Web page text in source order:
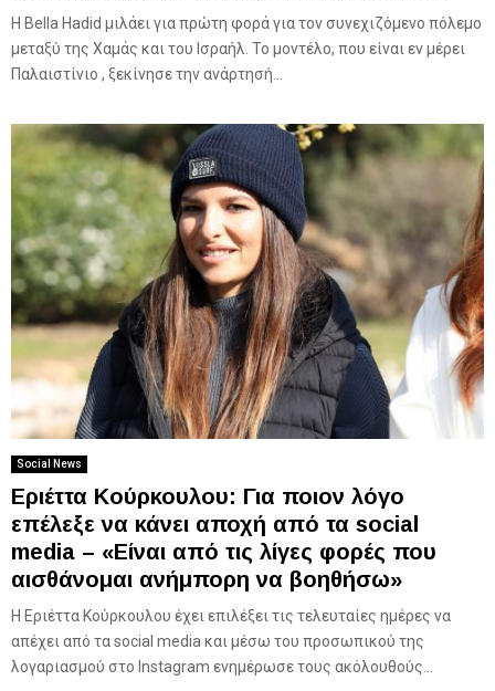
Η Bella Hadid μιλάει για πρώτη φορά για τον συνεχιζόμενο πόλεμο
μεταξύ της Χαμάς και του Ισραήλ. Το μοντέλο, που είναι εν μέρει
Παλαιστίνιο , ξεκίνησε την ανάρτησή...
Social News
Εριέττα Κούρκουλου: Για ποιον λόγο
επέλεξε να κάνει αποχή από τα social
media – «Είναι από τις λίγες φορές που
αισθάνομαι ανήμπορη να βοηθήσω»
H Εριέττα Κούρκουλου έχει επιλέξει τις τελευταίες ημέρες να
απέχει από τα social media και μέσω του προσωπικού της
λογαριασμού στο Instagram ενημέρωσε τους ακόλουθούς...